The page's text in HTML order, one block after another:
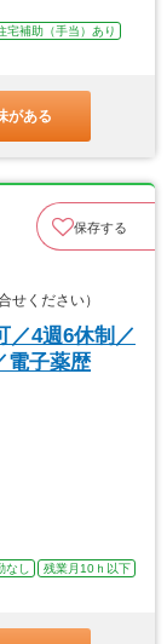
宅補助（手当）あり
がある
保存する
ください）
／4週6休制／
電子薬歴
なし
残業月10ｈ以下